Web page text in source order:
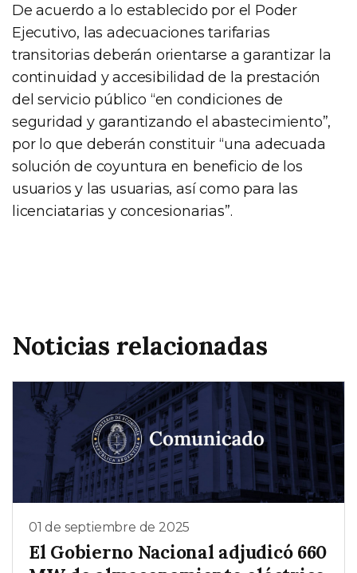
De acuerdo a lo establecido por el Poder
Ejecutivo, las adecuaciones tarifarias
transitorias deberán orientarse a garantizar la
continuidad y accesibilidad de la prestación
del servicio público “en condiciones de
seguridad y garantizando el abastecimiento”,
por lo que deberán constituir “una adecuada
solución de coyuntura en beneficio de los
usuarios y las usuarias, así como para las
licenciatarias y concesionarias”.
Noticias relacionadas
01 de septiembre de 2025
El Gobierno Nacional adjudicó 660